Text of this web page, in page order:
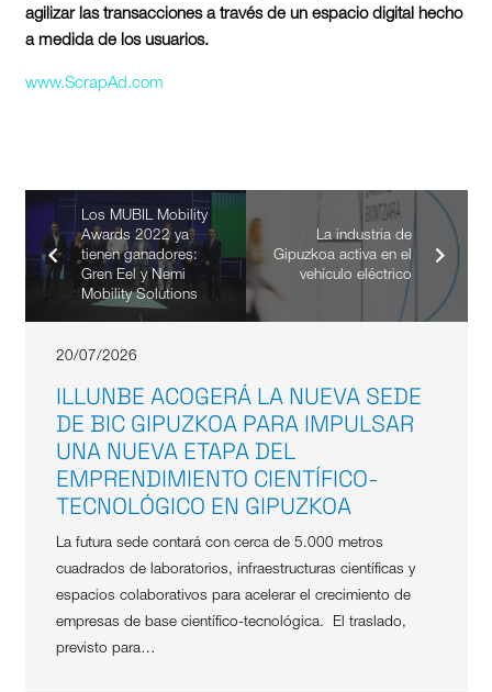
agilizar las transacciones a través de un espacio digital hecho
a medida de los usuarios.
www.ScrapAd.com
Los MUBIL Mobility
Awards 2022 ya
tienen ganadores:
Gren Eel y Nemi
Mobility Solutions
La industria de
Gipuzkoa activa en el
vehículo eléctrico
20/07/2026
ILLUNBE ACOGERÁ LA NUEVA SEDE
DE BIC GIPUZKOA PARA IMPULSAR
UNA NUEVA ETAPA DEL
EMPRENDIMIENTO CIENTÍFICO-
TECNOLÓGICO EN GIPUZKOA
La futura sede contará con cerca de 5.000 metros
cuadrados de laboratorios, infraestructuras científicas y
espacios colaborativos para acelerar el crecimiento de
empresas de base científico-tecnológica. El traslado,
previsto para…